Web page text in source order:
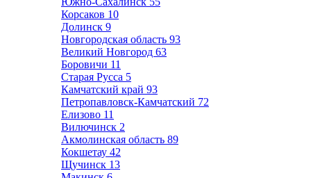
Корсаков 10
Долинск 9
Новгородская область 93
Великий Новгород 63
Боровичи 11
Старая Русса 5
Камчатский край 93
Петропавловск-Камчатский 72
Елизово 11
Вилючинск 2
Акмолинская область 89
Кокшетау 42
Щучинск 13